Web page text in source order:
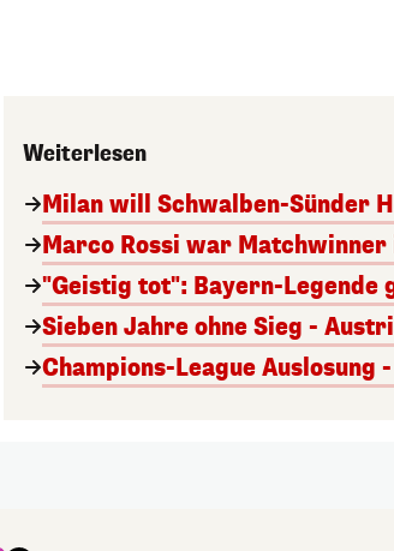
Weiterlesen
Milan will Schwalben-Sünder
Marco Rossi war
"Geistig tot": Bayern-Legende
Sieben Jahre ohne Sieg -
Champions-League Auslosung